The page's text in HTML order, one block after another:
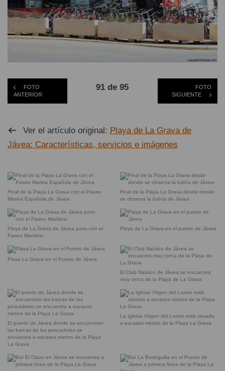
FOTO
ANTERIOR
91 de 95
FOTO
SIGUIENTE
Ver el artículo original: Playa de La Grava de
Jávea: Características, servicios e imágenes
Final de la Playa La Grava con el Paseo
Marina Española de Jávea
Final de la Playa La Grava desde donde
se observa la bahía de Jávea
Playa de La Grava de Jávea junto con el
Paseo Marítimo
Playa de La Grava en el puerto de Jávea
Playa La Grava en el Puerto de Jávea
El Club Naútico de Jávea se encuentra
muy cerca de la Playa de La Grava
El puerto de Jávea donde se encuentran
las barcas de los pescadores se
encuentra a escasos metros de la Playa
La Grava
La Iglesia Virgen del Loreto está situada
a escasos metros de la Playa La Grava